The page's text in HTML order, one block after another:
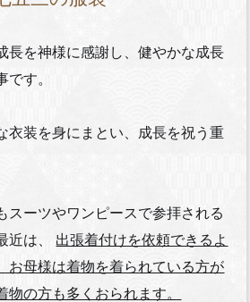
長を神様に感謝し、健やかな成長
です。
衣装を身にまとい、成長を祝う重
スーツやワンピースで参拝される
近は、 出張着付けを依頼できるよ
お母様は着物を着られている方が
物の方も多くおられます。